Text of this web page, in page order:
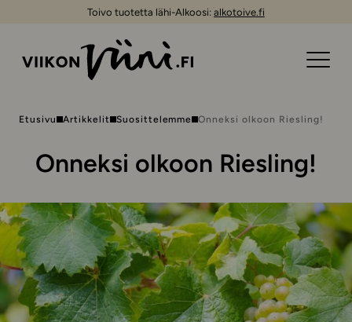
Toivo tuotetta lähi-Alkoosi: alkotoive.fi
Etusivu Artikkelit Suosittelemme Onneksi olkoon Riesling!
Onneksi olkoon Riesling!